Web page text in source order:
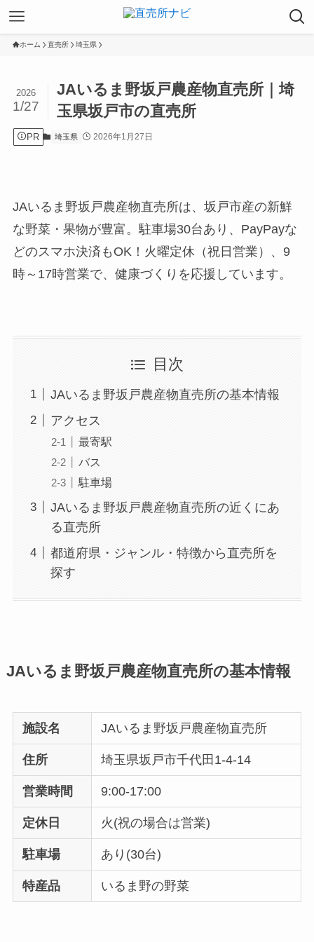
ホーム 直売所 埼玉県
JAいるま野坂戸農産物直売所｜埼
玉県坂戸市の直売所
2026
1/27
PR 埼玉県 2026年1月27日
JAいるま野坂戸農産物直売所は、坂戸市産の新鮮
な野菜・果物が豊富。駐車場30台あり、PayPayな
どのスマホ決済もOK！火曜定休（祝日営業）、9
時～17時営業で、健康づくりを応援しています。
目次
JAいるま野坂戸農産物直売所の基本情報
アクセス
最寄駅
バス
駐車場
JAいるま野坂戸農産物直売所の近くにあ
る直売所
都道府県・ジャンル・特徴から直売所を
探す
JAいるま野坂戸農産物直売所の基本情報
施設名 JAいるま野坂戸農産物直売所
住所 埼玉県坂戸市千代田1-4-14
営業時間 9:00-17:00
定休日 火(祝の場合は営業)
駐車場 あり(30台)
特産品 いるま野の野菜